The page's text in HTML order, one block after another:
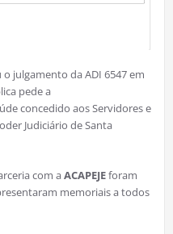
julgamento da ADI 6547 em
pede a
concedido aos Servidores e
Judiciário de Santa
com aACAPEJEforam
memoriais a todos